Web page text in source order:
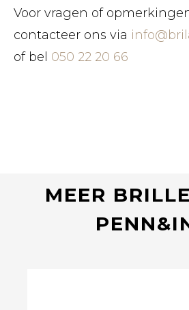
Voor vragen of
contacteer ons via
of bel 050 22 20 66
MEER